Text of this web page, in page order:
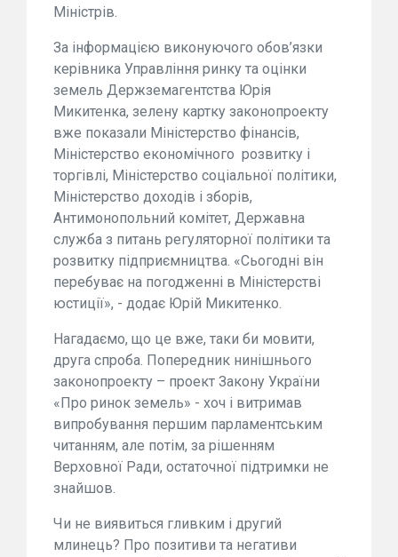
Міністрів.
За інформацією виконуючого обов’язки
керівника Управління ринку та оцінки
земель Держземагентства Юрія
Микитенка, зелену картку законопроекту
вже показали Міністерство фінансів,
Міністерство економічного розвитку і
торгівлі, Міністерство соціальної політики,
Міністерство доходів і зборів,
Антимонопольний комітет, Державна
служба з питань регуляторної політики та
розвитку підприємництва. «Сьогодні він
перебуває на погодженні в Міністерстві
юстиції», - додає Юрій Микитенко.
Нагадаємо, що це вже, таки би мовити,
друга спроба. Попередник нинішнього
законопроекту – проект Закону України
«Про ринок земель» - хоч і витримав
випробування першим парламентським
читанням, але потім, за рішенням
Верховної Ради, остаточної підтримки не
знайшов.
Чи не виявиться гливким і другий
млинець? Про позитиви та негативи